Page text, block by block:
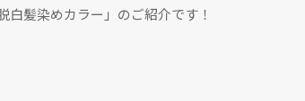
髪染めカラー」のご紹介です！